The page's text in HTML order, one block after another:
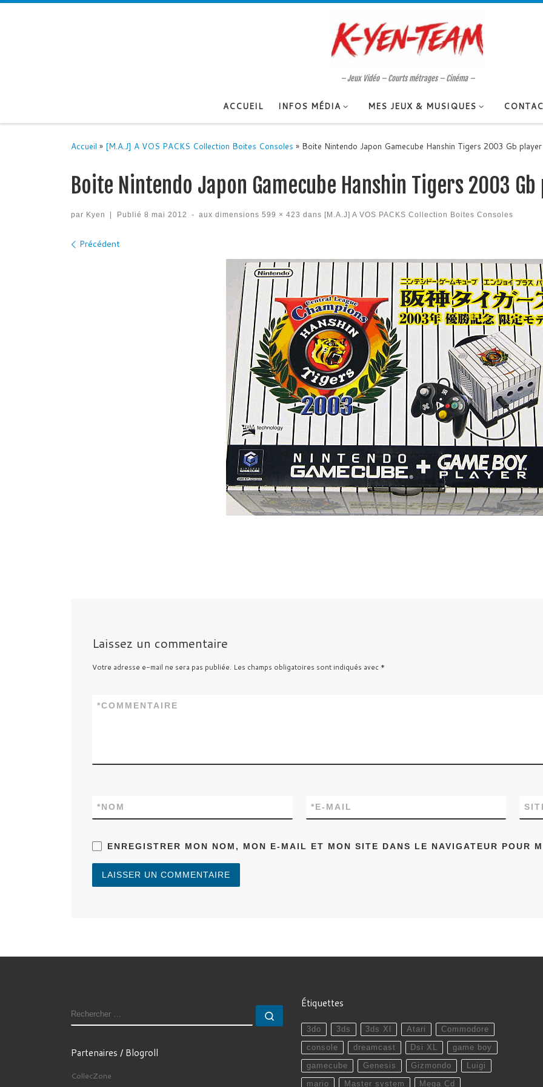
– Jeux Vidéo – Courts métrages – Cinéma –
ACCUEIL INFOS MÉDIA MES JEUX & MUSIQUES
Accueil » [M.A.J] A VOS PACKS Collection Boites Consoles » Boite Nintendo Japon Gamecube Hanshin Tigers 2003 Gb player
Boite Nintendo Japon Gamecube Hanshin Tigers 2003
par Kyen | Publié 8 mai 2012 - aux dimensions 599 × 423 dans [M.A.J] A VOS PACKS Collection Boites Consoles
Navigation des images
Précédent
Laissez un commentaire
Votre adresse e-mail ne sera pas publiée. Les champs obligatoires sont indiqués avec *
COMMENTAIRE
*
NOM
* E-MAIL
*
ENREGISTRER MON NOM, MON E-MAIL ET MON SITE DANS LE NAVIGATEUR POUR
RECHERCHER
Partenaires / Blogroll
CollecZone
Étiquettes
3do 3ds 3ds Xl Atari Commodore
console dreamcast Dsi XL game boy
gamecube Genesis Gizmondo Luigi
mario Master system Mega Cd